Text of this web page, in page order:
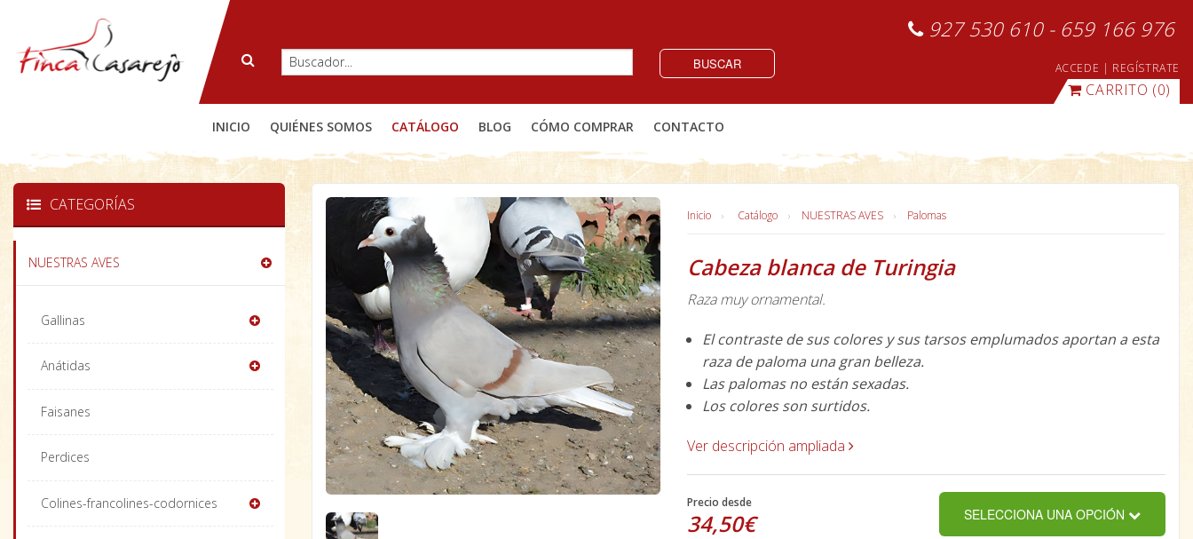
927 530 610 - 659 166 976
BUSCAR ACCEDE | REGÍSTRATE
CARRITO (0)
INICIO QUIÉNES SOMOS CATÁLOGO BLOG CÓMO COMPRAR CONTACTO
Inicio Catálogo NUESTRAS AVES Palomas
Cabeza blanca de Turingia
Raza muy ornamental.
El contraste de sus colores y sus tarsos emplumados aportan a esta
raza de paloma una gran belleza.
Las palomas no están sexadas.
Los colores son surtidos.
Ver descripción ampliada
Precio desde
34,50€ SELECCIONA UNA OPCIÓN
CATEGORÍAS
NUESTRAS AVES
Gallinas
Anátidas
Faisanes
Perdices
Colines-francolines-codornices